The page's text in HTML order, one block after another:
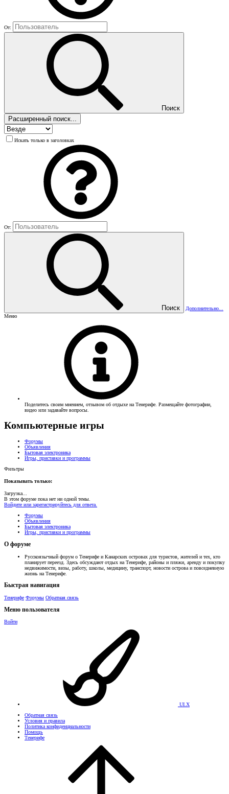
От:
Поиск
Расширенный поиск...
Искать только в заголовках
От:
Поиск
Дополнительно...
Меню
Поделитесь своим мнением, отзывом об отдыхе на Тенерифе. Размещайте фотографии,
видео или задавайте вопросы.
Компьютерные игры
Форумы
Объявления
Бытовая электроника
Игры, приставки и программы
Фильтры
Показывать только:
Загрузка...
В этом форуме пока нет ни одной темы.
Войдите или зарегистрируйтесь для ответа.
Форумы
Объявления
Бытовая электроника
Игры, приставки и программы
О форуме
Русскоязычный форум о Тенерифе и Канарских островах для туристов, жителей и тех, кто
планирует переезд. Здесь обсуждают отдых на Тенерифе, районы и пляжи, аренду и покупку
недвижимости, визы, работу, школы, медицину, транспорт, новости острова и повседневную
жизнь на Тенерифе.
Быстрая навигация
Тенерифе Форумы Обратная связь
Меню пользователя
Войти
UI.X
Обратная связь
Условия и правила
Политика конфиденциальности
Помощь
Тенерифе